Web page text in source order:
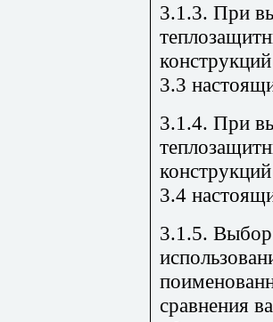
3.1.3. При
3.3
3.1.4. При
3.4
3.1.5. Выбор
сравнения